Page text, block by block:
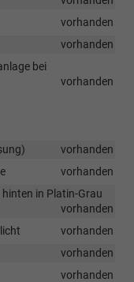
vorhanden
vorhanden
bei
vorhanden
vorhanden
vorhanden
in Platin-Grau
vorhanden
vorhanden
vorhanden
vorhanden